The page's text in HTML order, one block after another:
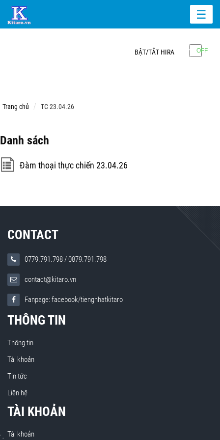
☰
BẬT/TẮT HIRA
Trang chủ TC 23.04.26
Danh sách
Đàm thoại thực chiến 23.04.26
CONTACT
0779.791.798/0879.791.798
contact@kitaro.vn
Fanpage: facebook/tiengnhatkitaro
THÔNG TIN
Thông tin
Tài khoản
Tin tức
Liên hệ
TÀI KHOẢN
Tài khoản